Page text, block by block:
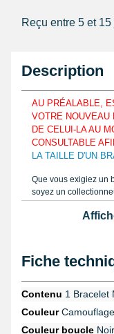
Reçu entre 5 et
Description
AU PRÉALABLE,
VOTRE NOUVEAU
DE CELUI-LA AU
CONSULTABLE
LA TAILLE D'UN
Que vous exigiez un
soyez un
être rêvé pour vous.
s'accomode
contours de votre
mm est fait à l'aide de
graduée identique à
directement la
capacité de
mm s'applique au
Fiche
Contenu 1 Bracelet
CouleurCamouflage
Couleur boucle Noir